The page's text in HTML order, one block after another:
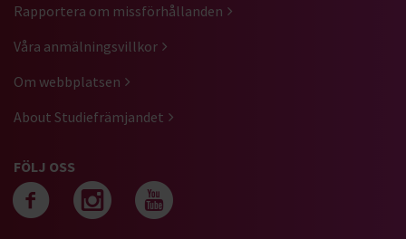
Rapportera om missförhållanden
Våra anmälningsvillkor
Om webbplatsen
About Studiefrämjandet
FÖLJ OSS
Följ oss på facebook
Följ oss på
Följ oss på